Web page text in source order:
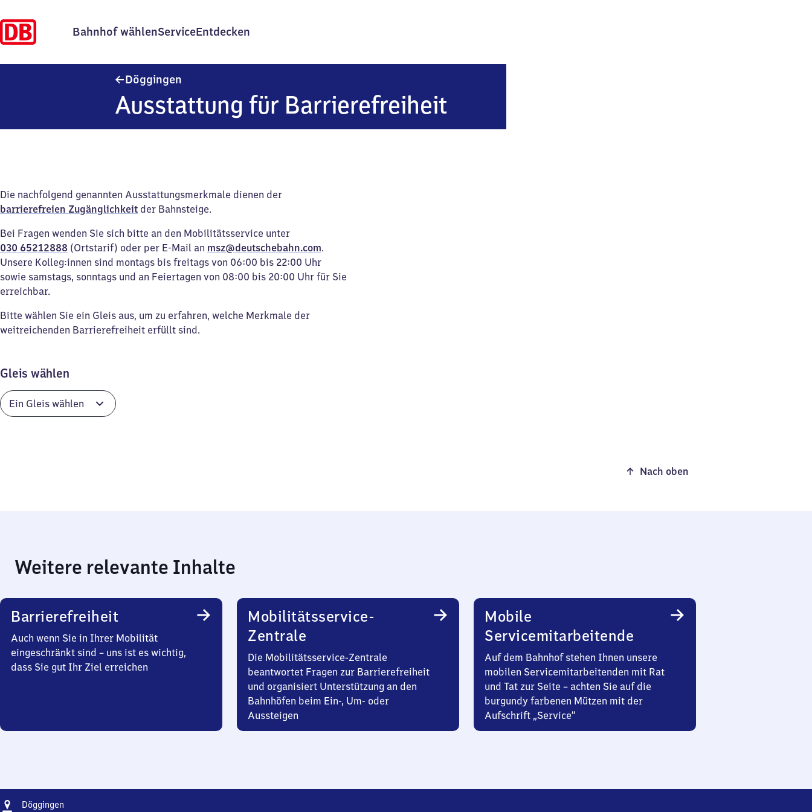
Bahnhof wählenServiceEntdecken
Döggingen
Ausstattung für Barrierefreiheit
Die nachfolgend genannten Ausstattungsmerkmale dienen der
barrierefreien Zugänglichkeit der Bahnsteige.
Bei Fragen wenden Sie sich bitte an den Mobilitätsservice unter
030 65212888 (Ortstarif) oder per E-Mail an msz@deutschebahn.com.
Unsere Kolleg:innen sind montags bis freitags von 06:00 bis 22:00 Uhr
sowie samstags, sonntags und an Feiertagen von 08:00 bis 20:00 Uhr für Sie
erreichbar.
Bitte wählen Sie ein Gleis aus, um zu erfahren, welche Merkmale der
weitreichenden Barrierefreiheit erfüllt sind.
Gleis wählen
Nach oben
Weitere relevante Inhalte
Barrierefreiheit
Auch wenn Sie in Ihrer Mobilität
eingeschränkt sind – uns ist es wichtig,
dass Sie gut Ihr Ziel erreichen
Mobilitätsservice-
Zentrale
Die Mobilitätsservice-Zentrale
beantwortet Fragen zur Barrierefreiheit
und organisiert Unterstützung an den
Bahnhöfen beim Ein-, Um- oder
Aussteigen
Mobile
Servicemitarbeitende
Auf dem Bahnhof stehen Ihnen unsere
mobilen Servicemitarbeitenden mit Rat
und Tat zur Seite – achten Sie auf die
burgundy farbenen Mützen mit der
Aufschrift „Service“
Adresse
Döggingen